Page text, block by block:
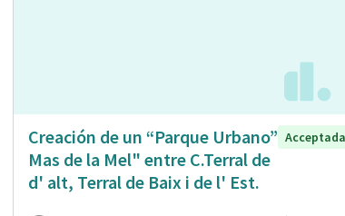
Creación de un “Parque Urbano”
Mas de la Mel" entre C.Terral de
d' alt, Terral de Baix i de l' Est.
Acceptada